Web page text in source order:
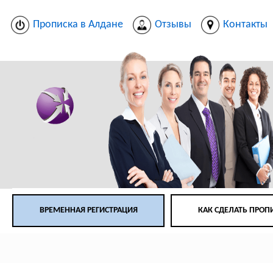
Прописка в Алдане Отзывы Контакты
ВРЕМЕННАЯ РЕГИСТРАЦИЯ КАК СДЕЛАТЬ